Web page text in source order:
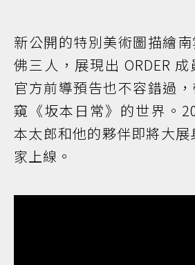
新公開的特別美術圖描繪
佛三人，展現出 ORDER
官方前導預告也不容錯過
窺《坂本日常》的世界。
本太郎和他的夥伴即將大
家上線。